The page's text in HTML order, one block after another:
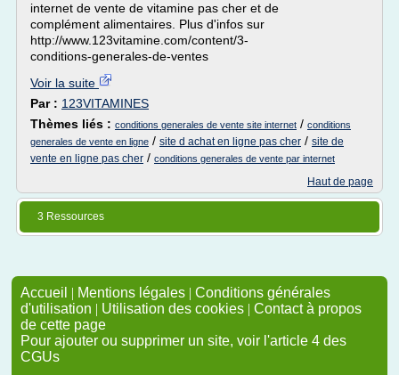
internet de vente de vitamine pas cher et de
complément alimentaires. Plus d'infos sur
http://www.123vitamine.com/content/3-
conditions-generales-de-ventes
Voir la suite
Par : 123VITAMINES
Thèmes liés : conditions generales de vente site internet / conditions
generales de vente en ligne / site d achat en ligne pas cher / site de
vente en ligne pas cher / conditions generales de vente par internet
Haut de page
3 Ressources
Accueil | Mentions légales | Conditions générales
d'utilisation | Utilisation des cookies | Contact à propos
de cette page
Pour ajouter ou supprimer un site, voir l'article 4 des
CGUs